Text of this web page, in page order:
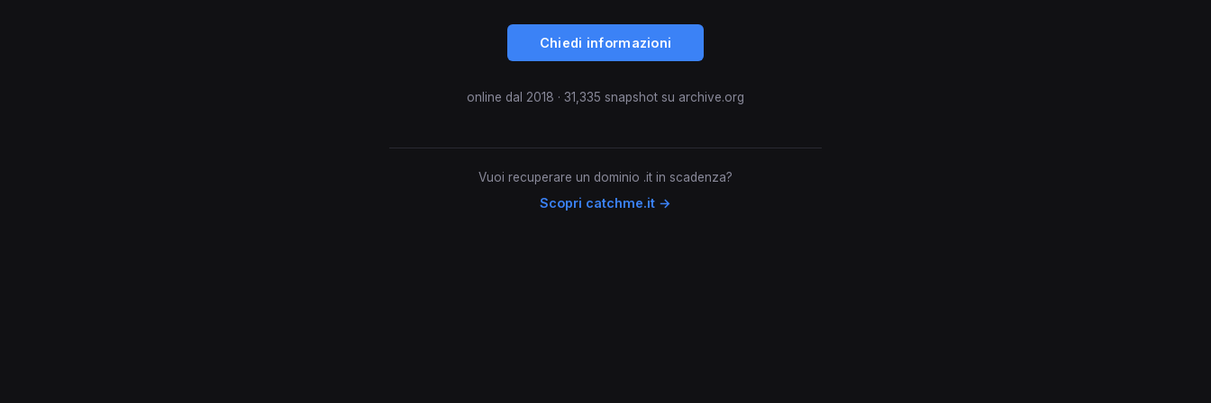
Chiedi informazioni
online dal 2018 · 31,335 snapshot su archive.org
Vuoi recuperare un dominio .it in scadenza?
Scopri catchme.it →